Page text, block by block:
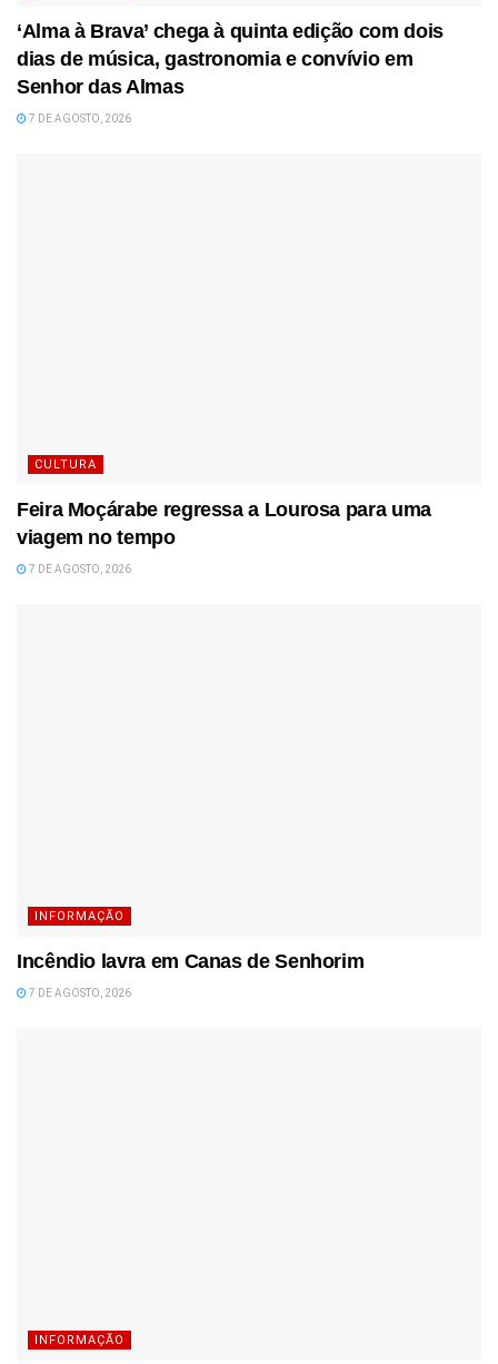
‘Alma à Brava’ chega à quinta edição com dois
dias de música, gastronomia e convívio em
Senhor das Almas
7 DE AGOSTO, 2026
CULTURA
Feira Moçárabe regressa a Lourosa para uma
viagem no tempo
7 DE AGOSTO, 2026
INFORMAÇÃO
Incêndio lavra em Canas de Senhorim
7 DE AGOSTO, 2026
INFORMAÇÃO